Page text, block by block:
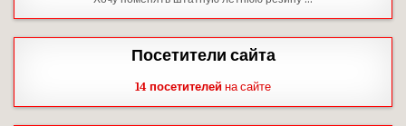
Посетители сайта
14 посетителей на сайте